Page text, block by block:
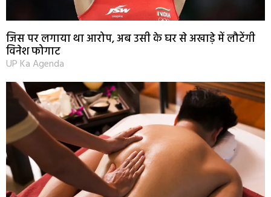
जिस पर लगाया था आरोप, अब उसी के घर से अखाड़े में लौटेंगी
विनेश फोगाट
UP Ka Agenda